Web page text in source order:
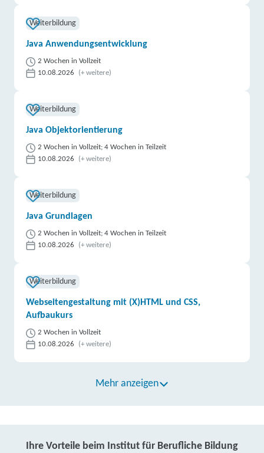
Weiterbildung
Java Anwendungsentwicklung
2 Wochen in Vollzeit
10.08.2026
(+ weitere)
Weiterbildung
Java Objektorientierung
2 Wochen in Vollzeit; 4 Wochen in Teilzeit
10.08.2026
(+ weitere)
Weiterbildung
Java Grundlagen
2 Wochen in Vollzeit; 4 Wochen in Teilzeit
10.08.2026
(+ weitere)
Weiterbildung
Webseitengestaltung mit (X)HTML und CSS,
Aufbaukurs
2 Wochen in Vollzeit
10.08.2026
(+ weitere)
Mehr anzeigen
Ihre Vorteile beim Institut für Berufliche Bildung